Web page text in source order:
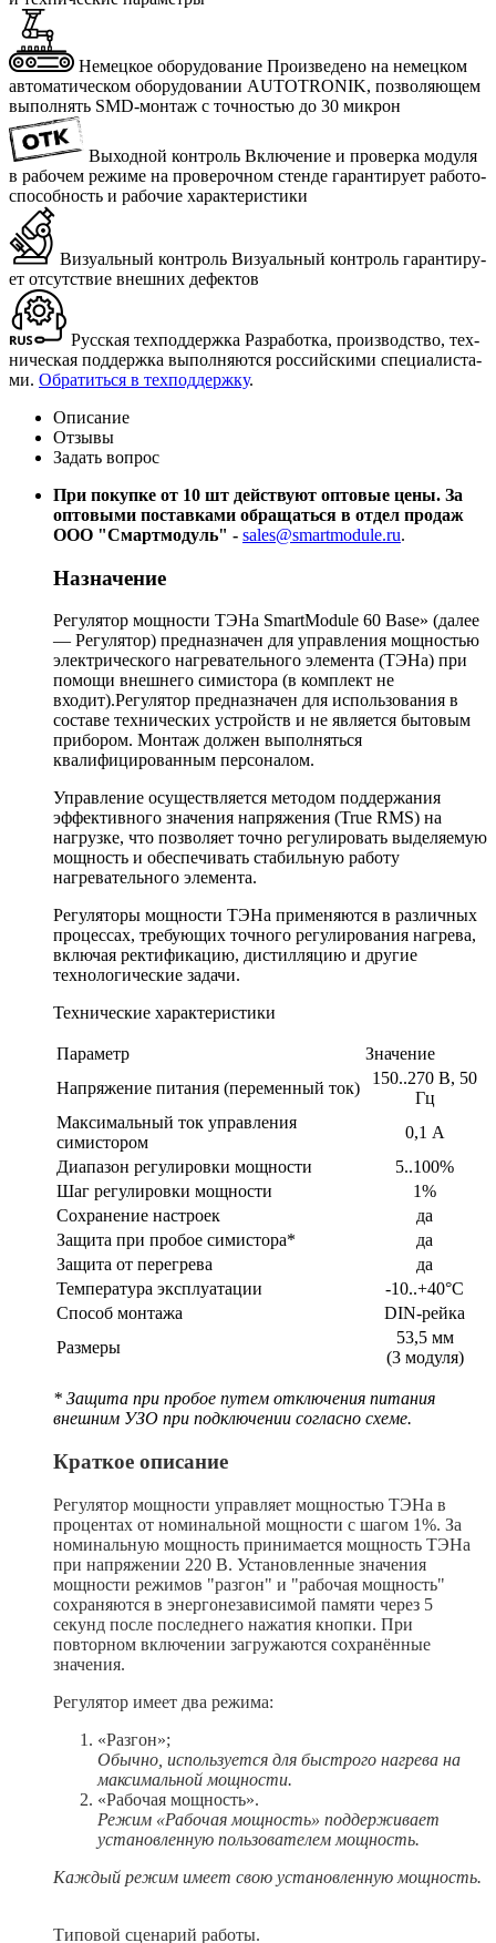
Немецкое оборудование Про­из­ве­де­но на немец­ком
ав­то­ма­ти­че­ском обо­ру­до­ва­нии AUTOTRONIK, поз­во­ля­ю­щем
вы­пол­нять SMD-мон­таж с точ­но­стью до 30 мик­рон
Выходной контроль Вклю­че­ние и про­вер­ка мо­ду­ля
в ра­бо­чем ре­жи­ме на про­ве­роч­ном стен­де га­ран­ти­ру­ет ра­бо­то­
спо­соб­ность и ра­бо­чие ха­рак­те­ри­сти­ки
Визуальный контроль Ви­зу­аль­ный кон­троль га­ран­ти­ру­
ет от­сут­ствие внеш­них де­фек­тов
Русская техподдержка Раз­ра­бот­ка, про­из­вод­ство, тех­
ни­че­ская под­держ­ка вы­пол­ня­ют­ся рос­сий­ски­ми спе­ци­а­ли­ста­
ми. Об­ра­тить­ся в тех­под­держ­ку.
Описание
Отзывы
Задать вопрос
При покупке от 10 шт действуют оптовые цены. За
оптовыми поставками обращаться в отдел продаж
ООО "Смартмодуль" - sales@smartmodule.ru.
Назначение
Регулятор мощности ТЭНа SmartModule 60 Base» (далее
— Регулятор) предназначен для управления мощностью
электрического нагревательного элемента (ТЭНа) при
помощи внешнего симистора (в комплект не
входит).Регулятор предназначен для использования в
составе технических устройств и не является бытовым
прибором. Монтаж должен выполняться
квалифицированным персоналом.
Управление осуществляется методом поддержания
эффективного значения напряжения (True RMS) на
нагрузке, что позволяет точно регулировать выделяемую
мощность и обеспечивать стабильную работу
нагревательного элемента.
Регуляторы мощности ТЭНа применяются в различных
процессах, требующих точного регулирования нагрева,
включая ректификацию, дистилляцию и другие
технологические задачи.
Технические характеристики
Параметр
Значение
Напряжение питания (переменный ток)
150..270 В, 50
Гц
Максимальный ток управления
симистором
0,1 А
Диапазон регулировки мощности
5..100%
Шаг регулировки мощности
1%
Сохранение настроек
да
Защита при пробое симистора*
да
Защита от перегрева
да
Температура эксплуатации
-10..+40°C
Способ монтажа
DIN-рейка
Размеры
53,5 мм
(3 модуля)
* Защита при пробое путем отключения питания
внешним УЗО при подключении согласно схеме.
Краткое описание
Регулятор мощности управляет мощностью ТЭНа в
процентах от номинальной мощности с шагом 1%. За
номинальную мощность принимается мощность ТЭНа
при напряжении 220 В. Установленные значения
мощности режимов "разгон" и "рабочая мощность"
сохраняются в энергонезависимой памяти через 5
секунд после последнего нажатия кнопки. При
повторном включении загружаются сохранённые
значения.
Регулятор имеет два режима:
«Разгон»;
Обычно, используется для быстрого нагрева на
максимальной мощности.
«Рабочая мощность».
Режим «Рабочая мощность» поддерживает
установленную пользователем мощность.
Каждый режим имеет свою установленную мощность.
Типовой сценарий работы.